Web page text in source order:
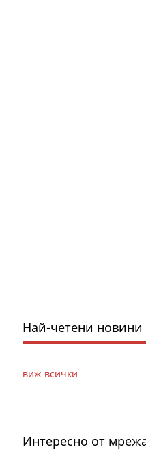
Най-четени новини
виж всички
Интересно от